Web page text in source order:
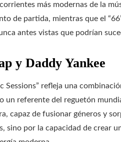
más modernas de la
de partida, mientras que el
antes vistas que podrían
y Daddy Yankee
Sessions” refleja una
un referente del reguetón
capaz de fusionar géneros y
sino por la capacidad de crear